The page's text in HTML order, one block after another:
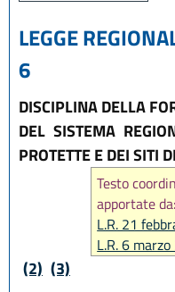
LEGGE
6
DISCIPLINA DELLA
DEL SISTEMA
PROTETTE E DEI SITI
Testo
apportate da:
L.R. 21
L.R. 6
(2) (3)